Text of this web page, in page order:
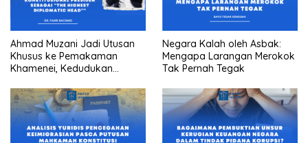
Ahmad Muzani Jadi Utusan
Khusus ke Pemakaman
Khamenei, Kedudukan
sebagai “the highest
diplomatic head””
Negara Kalah oleh Asbak:
Mengapa Larangan Merokok
Tak Pernah Tegak